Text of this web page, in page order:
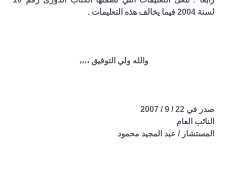
لسنة 2004 فيما يخالف هذه التعليمات .
والله ولي التوفيق ،،،،
صدر في 22 / 9 / 2007
النائب العام
المستشار / عبد المجيد محمود